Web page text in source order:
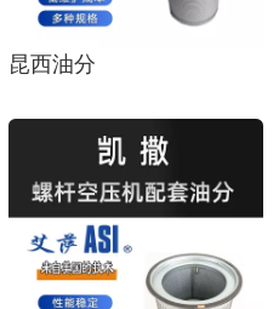
昆西油分